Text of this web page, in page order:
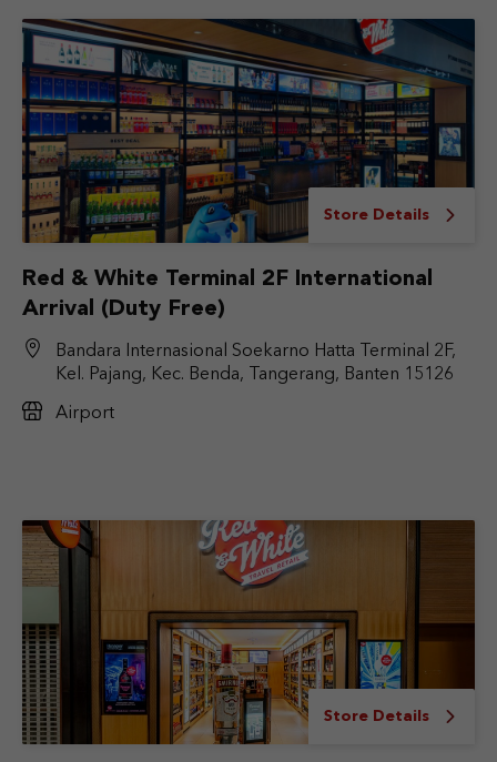
Store Details
Red & White Terminal 2F International
Arrival (Duty Free)
Bandara Internasional Soekarno Hatta Terminal 2F,
Kel. Pajang, Kec. Benda, Tangerang, Banten 15126
Airport
Store Details